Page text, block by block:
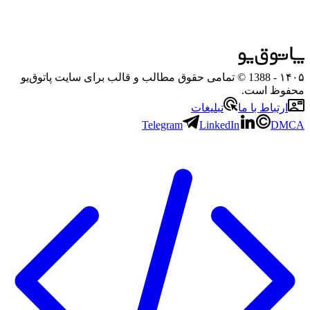
۱۴۰۵
- 1388 © تمامی حقوق مطالب و قالب برای سایت پاتوق‌یو
محفوظ است.
ارتباط با ما
تبلیغات
Telegram
LinkedIn DMCA